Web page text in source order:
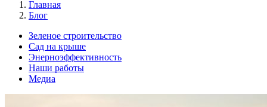
Главная
Блог
Зеленое строительство
Сад на крыше
Энерноэффективность
Наши работы
Медиа